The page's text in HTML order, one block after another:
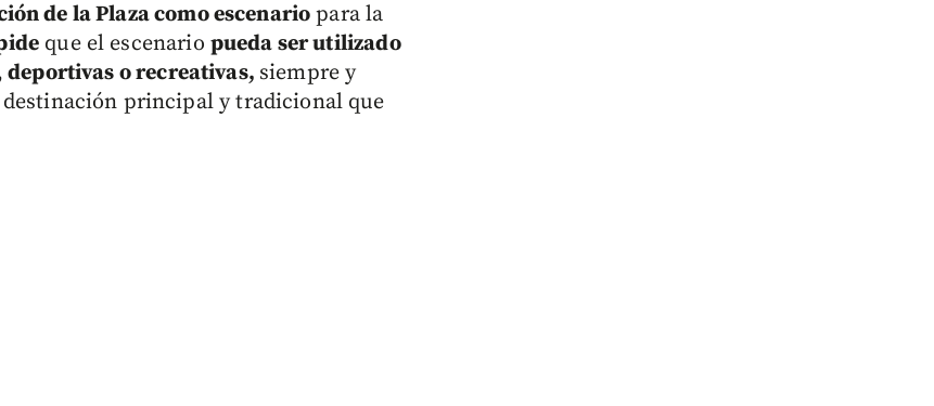
de la Plaza como escenario para la
que el escenario pueda ser utilizado
deportivas o recreativas, siempre y
principal y tradicional que